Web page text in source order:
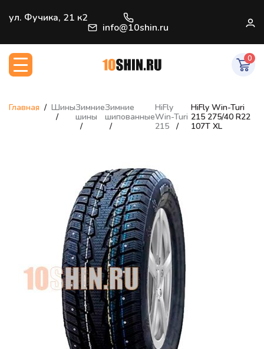
ул. Фучика, 21 к2
info@10shin.ru
0
Главная ШиныЗимние
шины
Зимние
шипованные
HiFly
Win-Turi
215
HiFly Win-Turi
215 275/40 R22
107T XL